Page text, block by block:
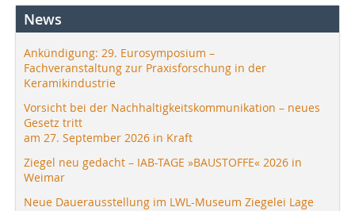
News
Ankündigung: 29. Eurosymposium –
Fachveranstaltung zur Praxisforschung in der
Keramikindustrie
Vorsicht bei der Nachhaltigkeitskommunikation – neues
Gesetz tritt
am 27. September 2026 in Kraft
Ziegel neu gedacht – IAB-TAGE »BAUSTOFFE« 2026 in
Weimar
Neue Dauerausstellung im LWL-Museum Ziegelei Lage